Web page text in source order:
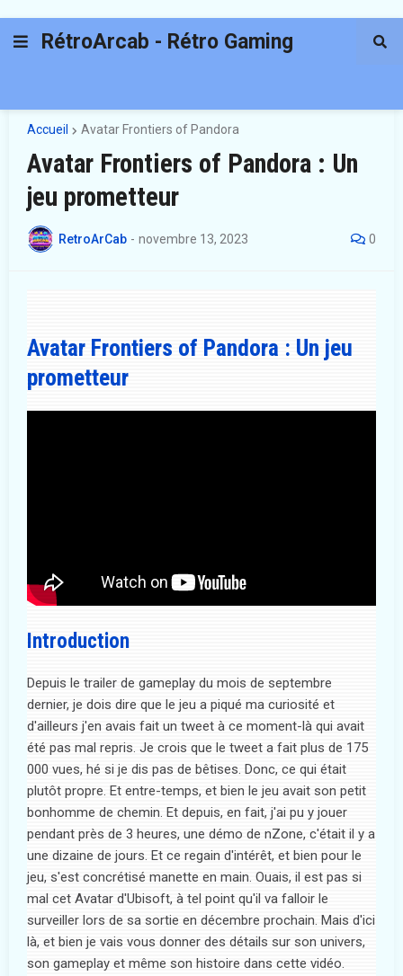
RétroArcab - Rétro Gaming
Accueil Avatar Frontiers of Pandora
Avatar Frontiers of Pandora : Un
jeu prometteur
RetroArCab - novembre 13, 2023 0
Avatar Frontiers of Pandora : Un jeu
prometteur
Introduction
Depuis le trailer de gameplay du mois de septembre
dernier, je dois dire que le jeu a piqué ma curiosité et
d'ailleurs j'en avais fait un tweet à ce moment-là qui avait
été pas mal repris. Je crois que le tweet a fait plus de 175
000 vues, hé si je dis pas de bêtises. Donc, ce qui était
plutôt propre. Et entre-temps, et bien le jeu avait son petit
bonhomme de chemin. Et depuis, en fait, j'ai pu y jouer
pendant près de 3 heures, une démo de nZone, c'était il y a
une dizaine de jours. Et ce regain d'intérêt, et bien pour le
jeu, s'est concrétisé manette en main. Ouais, il est pas si
mal cet Avatar d'Ubisoft, à tel point qu'il va falloir le
surveiller lors de sa sortie en décembre prochain. Mais d'ici
là, et bien je vais vous donner des détails sur son univers,
son gameplay et même son histoire dans cette vidéo.